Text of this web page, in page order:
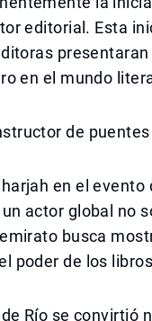
editorial. Esta
en el mundo
de
en el
un actor global no
busca
poder de los
Río se convirtió